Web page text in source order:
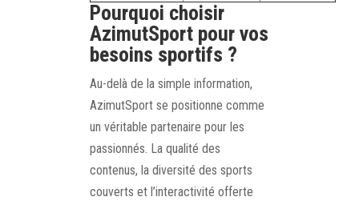
Pourquoi choisir
AzimutSport pour vos
besoins sportifs ?
Au-delà de la simple information,
AzimutSport se positionne comme
un véritable partenaire pour les
passionnés. La qualité des
contenus, la diversité des sports
couverts et l’interactivité offerte